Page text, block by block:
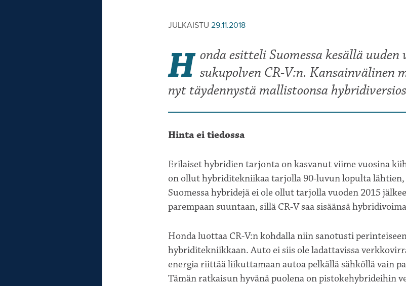
JULKAISTU 29.11.2018
H onda esitteli Suomessa kesällä uuden
sukupolven CR-V:n. Kansainvälinen
nyt täydennystä mallistoonsa
Hinta ei tiedossa
Erilaiset hybridien tarjonta on kasvanut viime vuosina
on ollut hybriditekniikaa tarjolla 90-luvun lopulta
Suomessa hybridejä ei ole ollut tarjolla vuoden 2015
parempaan suuntaan, sillä CR-V saa sisäänsä
Honda luottaa CR-V:n kohdalla niin sanotusti
hybriditekniikkaan. Auto ei siis ole ladattavissa
energia riittää liikuttamaan autoa pelkällä sähköllä vain
Tämän ratkaisun hyvänä puolena on pistokehybrideihin